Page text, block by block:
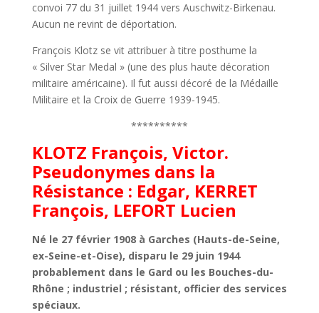
convoi 77 du 31 juillet 1944 vers Auschwitz-Birkenau.
Aucun ne revint de déportation.
François Klotz se vit attribuer à titre posthume la
« Silver Star Medal » (une des plus haute décoration
militaire américaine). Il fut aussi décoré de la Médaille
Militaire et la Croix de Guerre 1939-1945.
**********
KLOTZ François, Victor.
Pseudonymes dans la
Résistance : Edgar, KERRET
François, LEFORT Lucien
Né le 27 février 1908 à Garches (Hauts-de-Seine,
ex-Seine-et-Oise), disparu le 29 juin 1944
probablement dans le Gard ou les Bouches-du-
Rhône ; industriel ; résistant, officier des services
spéciaux.